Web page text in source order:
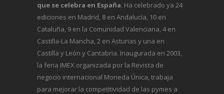
que se celebra en España. Ha celebrado ya 24
ediciones en Madrid, 8 en Andalucía, 10 en
Cataluña, 9 en la Comunidad Valenciana, 4 en
Castilla-La Mancha, 2 en Asturias y una en
Castilla y León y Cantabria. Inaugurada en 2003,
la feria IMEX organizada por la Revista de
negocio internacional Moneda Única, trabaja
para mejorar la competitividad de las pymes a